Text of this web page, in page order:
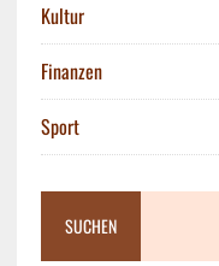
Kultur
Finanzen
Sport
SUCHEN